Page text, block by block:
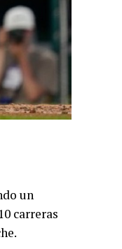
un
carreras